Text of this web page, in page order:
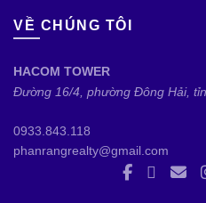
VỀ CHÚNG TÔI
HACOM TOWER
Đường 16/4, phường Đông Hải,
0933.843.118
phanrangrealty@gmail.com